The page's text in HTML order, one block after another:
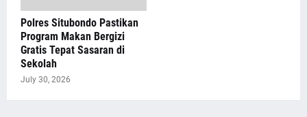
Polres Situbondo Pastikan
Program Makan Bergizi
Gratis Tepat Sasaran di
Sekolah
July 30, 2026